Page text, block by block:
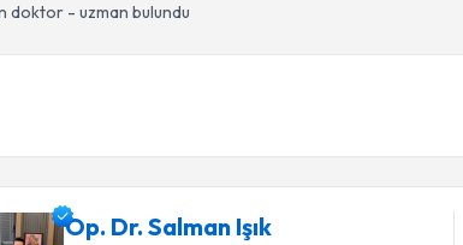
doktor - uzman bulundu
Op. Dr. Salman Işık